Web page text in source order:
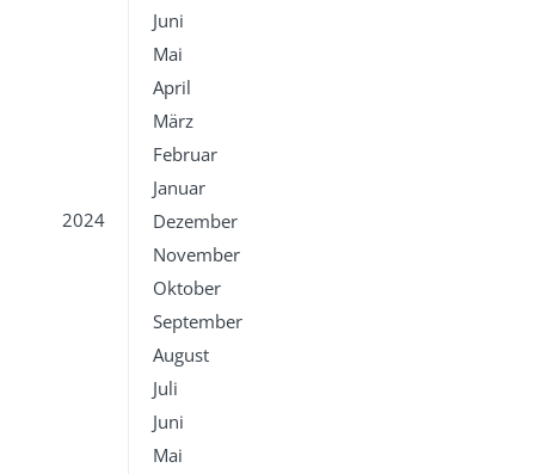
Juni
Mai
April
März
Februar
Januar
2024
Dezember
November
Oktober
September
August
Juli
Juni
Mai